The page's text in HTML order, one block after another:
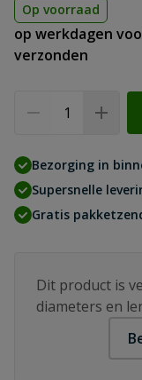
Op voorraad
op werkdagen
verzonden
Bezorging in
Supersnelle
Gratis
Dit product is
diameters en